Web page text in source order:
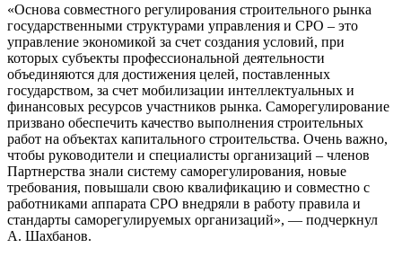
«Основа совместного регулирования строительного рынка
государственными структурами управления и СРО – это
управление экономикой за счет создания условий, при
которых субъекты профессиональной деятельности
объединяются для достижения целей, поставленных
государством, за счет мобилизации интеллектуальных и
финансовых ресурсов участников рынка. Саморегулирование
призвано обеспечить качество выполнения строительных
работ на объектах капитального строительства. Очень важно,
чтобы руководители и специалисты организаций – членов
Партнерства знали систему саморегулирования, новые
требования, повышали свою квалификацию и совместно с
работниками аппарата СРО внедряли в работу правила и
стандарты саморегулируемых организаций», — подчеркнул
А. Шахбанов.